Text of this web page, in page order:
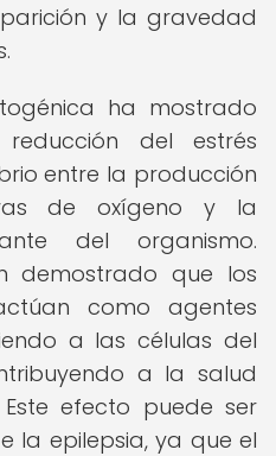
y la gravedad
ha mostrado
del estrés
entre la producción
de oxígeno y la
del organismo.
demostrado que los
como agentes
a las células del
a la salud
efecto puede ser
la epilepsia, ya que el